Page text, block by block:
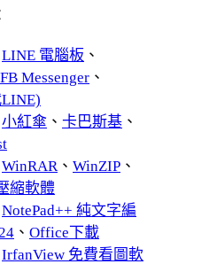
LINE 電腦板 、
FB Messenger 、
小紅傘 、 卡巴斯基 、
WinRAR 、 WinZIP 、
縮軟體
NotePad++ 純文字編
、 Office下載
IrfanView 免費看圖軟